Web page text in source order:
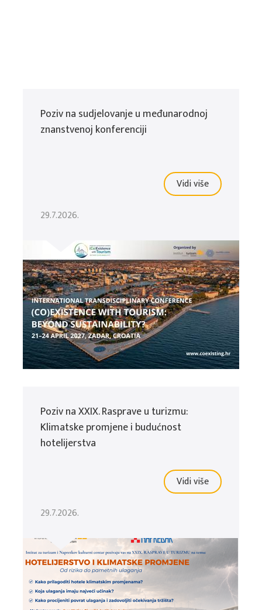
Poziv na sudjelovanje u međunarodnoj
znanstvenoj konferenciji
Vidi više
29.7.2026.
Poziv na XXIX. Rasprave u turizmu:
Klimatske promjene i budućnost
hotelijerstva
Vidi više
29.7.2026.